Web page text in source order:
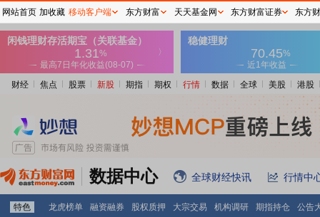
财经 焦点 股票 新股 期指 期权 行情 数据 全球 美股 港股
数据中心 全球财经快讯 行情中
特色 龙虎榜单 融资融券 股权质押 大宗交易 机构调研 期指持仓
公告
网站首页 加收藏 移动客户端 东方财富 天天基金网 东方财富证券 东方